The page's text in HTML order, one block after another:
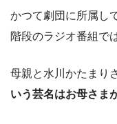
かつて劇団に所属し
階段のラジオ番組で
母親と水川かたまり
いう芸名はお母さま